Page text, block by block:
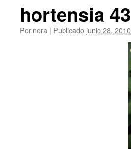
hortensia 43
Por nora | Publicado junio 28, 2010